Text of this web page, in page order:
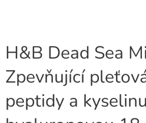
H&B Dead Sea
Zpevňující
peptidy a kyselinu